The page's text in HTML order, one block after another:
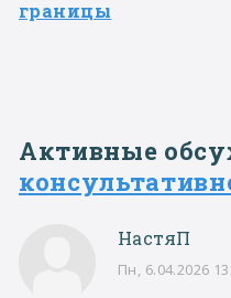
границы
Активные
НастяП
Пн, 6.04.2026